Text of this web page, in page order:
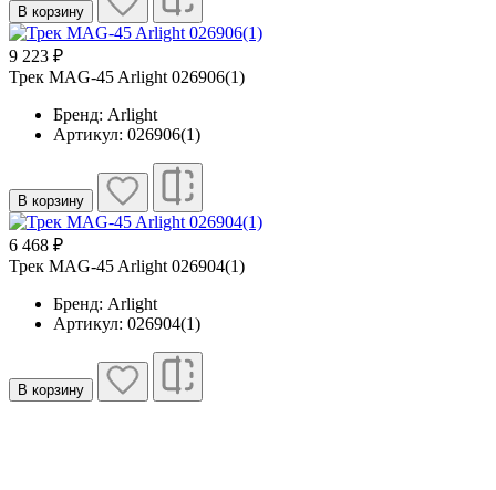
В корзину
9 223 ₽
Трек MAG-45 Arlight 026906(1)
Бренд: Arlight
Артикул: 026906(1)
В корзину
6 468 ₽
Трек MAG-45 Arlight 026904(1)
Бренд: Arlight
Артикул: 026904(1)
В корзину